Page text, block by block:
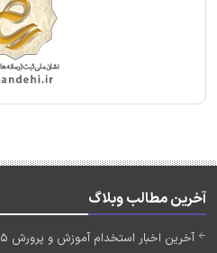
آخرین مطالب وبلاگ
آخرین اخبار استخدام آموزش و پرورش 1405 (به زودی)